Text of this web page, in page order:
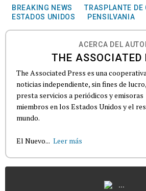
BREAKING NEWS TRASPLANTE DE
ESTADOS UNIDOS
PENSILVANIA
ACERCA DEL
THE ASSOCIATED
The Associated Press es una
noticias independiente, sin fines de
presta servicios a periódicos y emisoras
miembros en los Estados Unidos y el
mundo.
El Nuevo... Leer más
...